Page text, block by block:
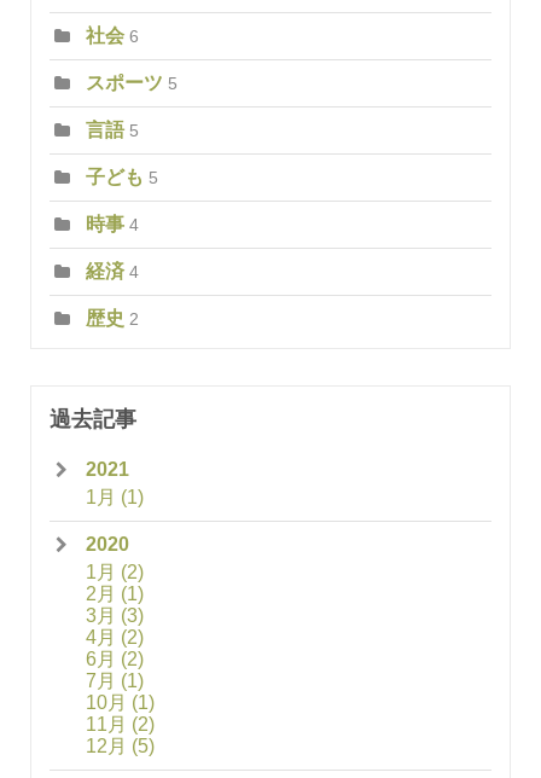
社会 6
スポーツ 5
言語 5
子ども 5
時事 4
経済 4
歴史 2
過去記事
2021
1月 (1)
2020
1月 (2)
2月 (1)
3月 (3)
4月 (2)
6月 (2)
7月 (1)
10月 (1)
11月 (2)
12月 (5)